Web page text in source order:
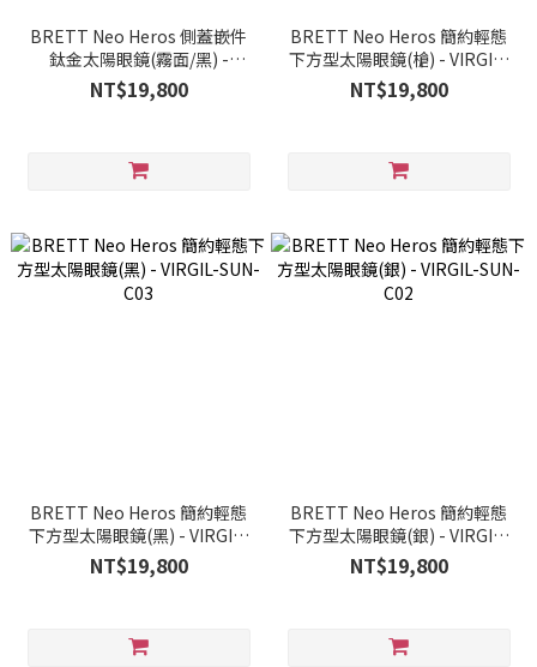
BRETT Neo Heros 側蓋嵌件
鈦金太陽眼鏡(霧面/黑) -
FRANÇOIS SUN-C34
NT$19,800
BRETT Neo Heros 簡約輕態
下方型太陽眼鏡(槍) - VIRGIL-
SUN-C06
NT$19,800
BRETT Neo Heros 簡約輕態
下方型太陽眼鏡(黑) - VIRGIL-
SUN-C03
NT$19,800
BRETT Neo Heros 簡約輕態
下方型太陽眼鏡(銀) - VIRGIL-
SUN-C02
NT$19,800